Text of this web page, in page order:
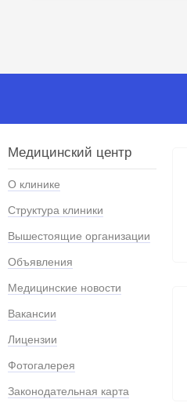
Медицинский центр
О клинике
Структура клиники
Вышестоящие организации
Объявления
Медицинские новости
Вакансии
Лицензии
Фотогалерея
Законодательная карта